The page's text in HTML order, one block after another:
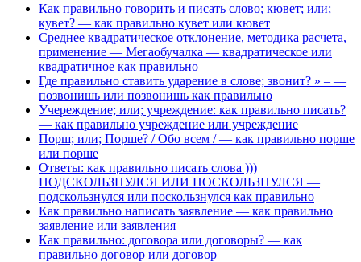
Как правильно говорить и писать слово; кювет; или;
кувет? — как правильно кувет или кювет
Среднее квадратическое отклонение, методика расчета,
применение — Мегаобучалка — квадратическое или
квадратичное как правильно
Где правильно ставить ударение в слове; звонит? » – —
позвонишь или позвонишь как правильно
Учереждение; или; учреждение: как правильно писать?
— как правильно учреждение или учреждение
Порш; или; Порше? / Обо всем / — как правильно порше
или порше
Ответы: как правильно писать слова )))
ПОДСКОЛЬЗНУЛСЯ ИЛИ ПОСКОЛЬЗНУЛСЯ —
подскользнулся или поскользнулся как правильно
Как правильно написать заявление — как правильно
заявление или заявления
Как правильно: договора или договоры? — как
правильно договор или договор